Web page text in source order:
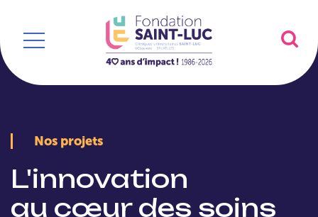
Nos projets
L'innovation
au cœur des soins